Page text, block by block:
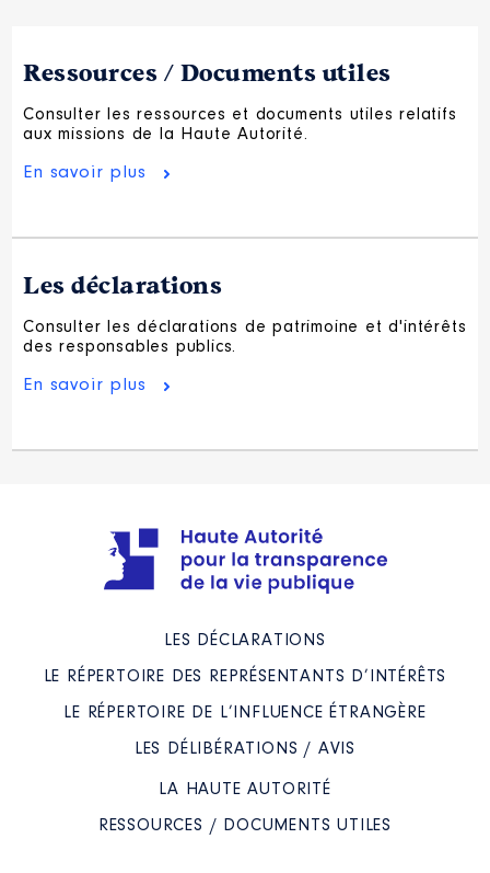
Ressources / Documents utiles
Consulter les ressources et documents utiles relatifs
aux missions de la Haute Autorité.
En savoir plus
Les déclarations
Consulter les déclarations de patrimoine et d'intérêts
des responsables publics.
En savoir plus
LES DÉCLARATIONS
LE RÉPERTOIRE DES REPRÉSENTANTS D’INTÉRÊTS
LE RÉPERTOIRE DE L’INFLUENCE ÉTRANGÈRE
LES DÉLIBÉRATIONS / AVIS
LA HAUTE AUTORITÉ
RESSOURCES / DOCUMENTS UTILES